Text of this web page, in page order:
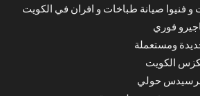
فنيوا صيانة طباخات و افران في الكويت
فوري
ومستعملة
الكويت
حولي